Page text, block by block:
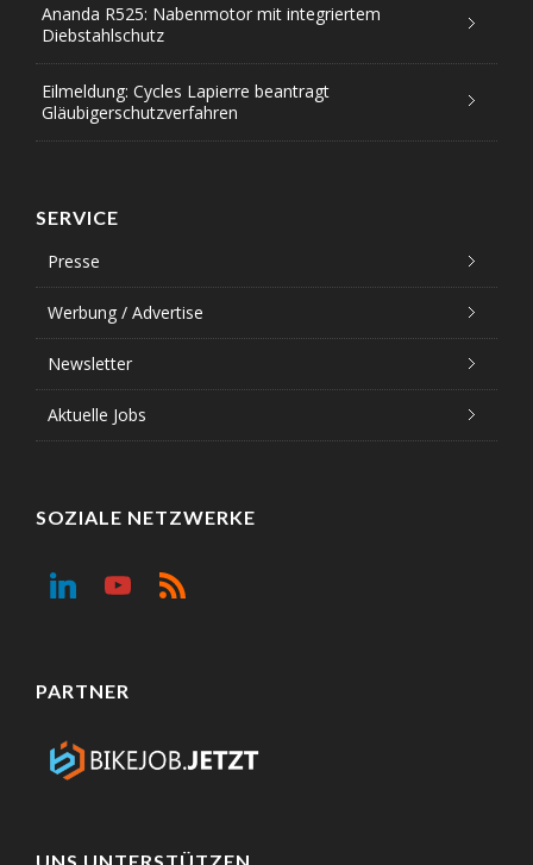
Ananda R525: Nabenmotor mit integriertem
Diebstahlschutz
Eilmeldung: Cycles Lapierre beantragt
Gläubigerschutzverfahren
SERVICE
Presse
Werbung / Advertise
Newsletter
Aktuelle Jobs
SOZIALE NETZWERKE
PARTNER